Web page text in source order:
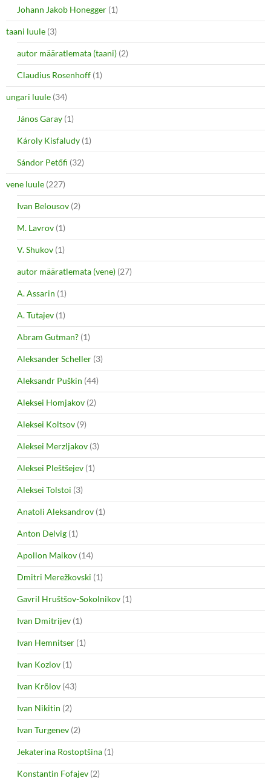
Johann Jakob Honegger (1)
taani luule (3)
autor määratlemata (taani) (2)
Claudius Rosenhoff (1)
ungari luule (34)
János Garay (1)
Károly Kisfaludy (1)
Sándor Petőfi (32)
vene luule (227)
Ivan Belousov (2)
M. Lavrov (1)
V. Shukov (1)
autor määratlemata (vene) (27)
A. Assarin (1)
A. Tutajev (1)
Abram Gutman? (1)
Aleksander Scheller (3)
Aleksandr Puškin (44)
Aleksei Homjakov (2)
Aleksei Koltsov (9)
Aleksei Merzljakov (3)
Aleksei Pleštšejev (1)
Aleksei Tolstoi (3)
Anatoli Aleksandrov (1)
Anton Delvig (1)
Apollon Maikov (14)
Dmitri Merežkovski (1)
Gavril Hruštšov-Sokolnikov (1)
Ivan Dmitrijev (1)
Ivan Hemnitser (1)
Ivan Kozlov (1)
Ivan Krõlov (43)
Ivan Nikitin (2)
Ivan Turgenev (2)
Jekaterina Rostoptšina (1)
Konstantin Fofajev (2)